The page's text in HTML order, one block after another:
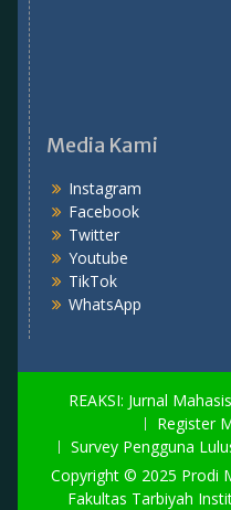
Media Kami
Instagram
Facebook
Twitter
Youtube
TikTok
WhatsApp
REAKSI: Jurnal
Register
Survey Pengguna
Copyright © 2025 Prodi
Fakultas Tarbiyah